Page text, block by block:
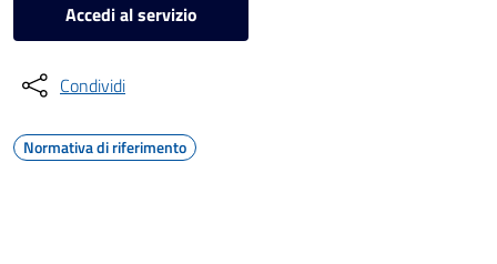
Accedi al servizio
Condividi
Normativa di riferimento